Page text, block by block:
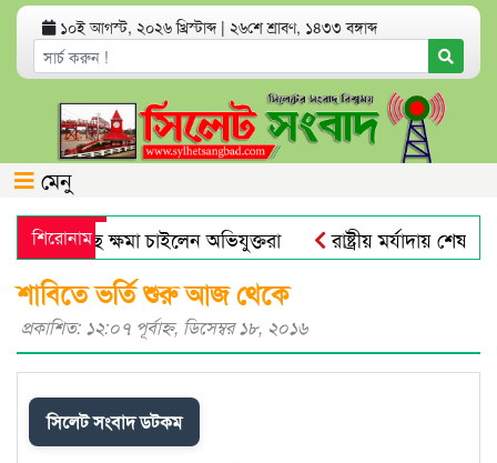
১০ই আগস্ট, ২০২৬ খ্রিস্টাব্দ | ২৬শে শ্রাবণ, ১৪৩৩ বঙ্গাব্দ
মেনু
শিরোনাম
কাছে ক্ষমা চাইলেন অভিযুক্তরা
রাষ্ট্রীয় মর্যাদায় শেষ
হলো নতুন নম্বর
শাবিতে ভর্তি শুরু আজ থেকে
প্রকাশিত: ১২:০৭ পূর্বাহ্ণ, ডিসেম্বর ১৮, ২০১৬
সিলেট সংবাদ ডটকম